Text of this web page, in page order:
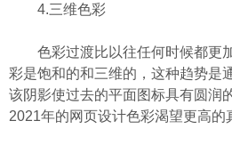
4.三维色彩
色彩过渡比以往任何时候都更
彩是饱和的和三维的，这种趋势是
该阴影使过去的平面图标具有圆润
2021年的网页设计色彩渴望更高的